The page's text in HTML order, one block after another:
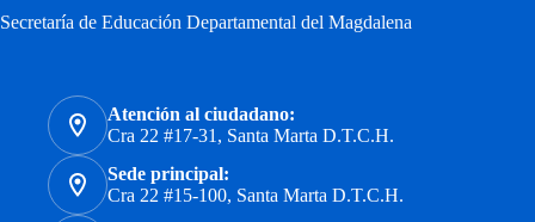
Secretaría de Educación Departamental del Magdalena
Atención al ciudadano:
Cra 22 #17-31, Santa Marta D.T.C.H.
Sede principal:
Cra 22 #15-100, Santa Marta D.T.C.H.